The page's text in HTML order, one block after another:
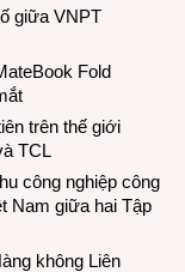
giữa VNPT
Fold
trên thế giới
TCL
công nghiệp công
Nam giữa hai Tập
không Liên